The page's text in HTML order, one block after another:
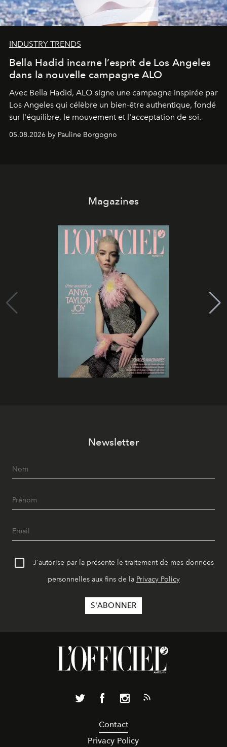
INDUSTRY TRENDS
Bella Hadid incarne l’esprit de Los Angeles
dans la nouvelle campagne ALO
Avec Bella Hadid, ALO signe une campagne inspirée par
Los Angeles qui célèbre un bien-être authentique, fondé
sur l'équilibre, le mouvement et l'acceptation de soi.
05.08.2026 by Pauline Borgogno
Magazines
Newsletter
J'autorise par la présente le traitement de mes données
personnelles aux fins de la Privacy Policy
Contact
Privacy Policy